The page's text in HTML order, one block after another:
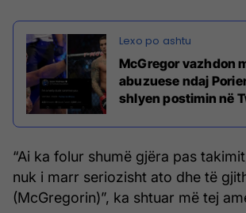
McGregor vazhdon
abuzuese ndaj
shlyen postimin në
“Ai ka folur shumë gjëra pas
nuk i marr seriozisht ato dhe të
(McGregorin)”, ka shtuar më tej